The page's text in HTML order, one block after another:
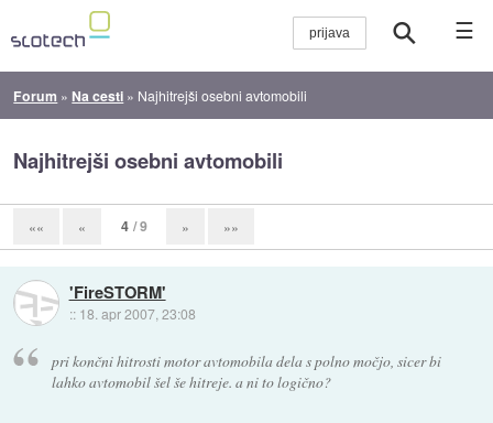
☰
Forum » Na cesti » Najhitrejši osebni avtomobili
Najhitrejši osebni avtomobili
«« « 4 / 9 » »»
'FireSTORM'
:: 18. apr 2007, 23:08
pri končni hitrosti motor avtomobila dela s polno močjo, sicer bi
lahko avtomobil šel še hitreje. a ni to logično?